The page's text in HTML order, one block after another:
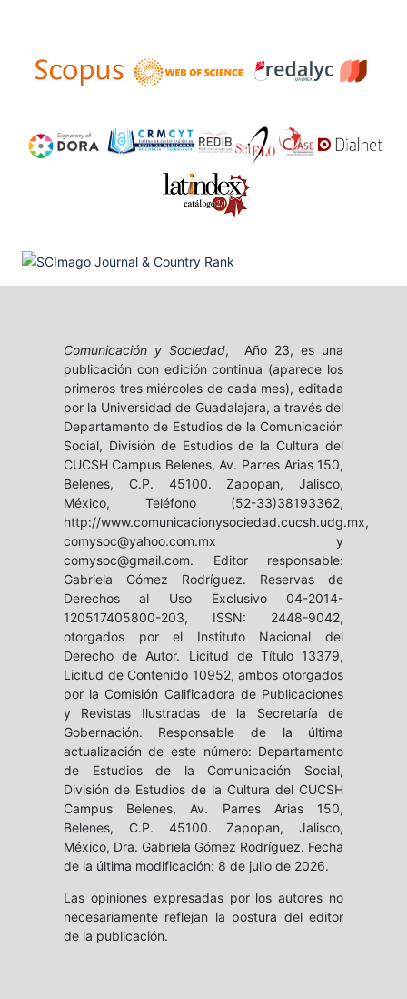
Comunicación y Sociedad, Año 23, es una
publicación con edición continua (aparece los
primeros tres miércoles de cada mes), editada
por la Universidad de Guadalajara, a través del
Departamento de Estudios de la Comunicación
Social, División de Estudios de la Cultura del
CUCSH Campus Belenes, Av. Parres Arias 150,
Belenes, C.P. 45100. Zapopan, Jalisco,
México, Teléfono (52-33)38193362,
http://www.comunicacionysociedad.cucsh.udg.mx,
comysoc@yahoo.com.mx y
comysoc@gmail.com. Editor responsable:
Gabriela Gómez Rodríguez. Reservas de
Derechos al Uso Exclusivo 04-2014-
120517405800-203, ISSN: 2448-9042,
otorgados por el Instituto Nacional del
Derecho de Autor. Licitud de Título 13379,
Licitud de Contenido 10952, ambos otorgados
por la Comisión Calificadora de Publicaciones
y Revistas Ilustradas de la Secretaría de
Gobernación. Responsable de la última
actualización de este número: Departamento
de Estudios de la Comunicación Social,
División de Estudios de la Cultura del CUCSH
Campus Belenes, Av. Parres Arias 150,
Belenes, C.P. 45100. Zapopan, Jalisco,
México, Dra. Gabriela Gómez Rodríguez. Fecha
de la última modificación: 8 de julio de 2026.
Las opiniones expresadas por los autores no
necesariamente reflejan la postura del editor
de la publicación.